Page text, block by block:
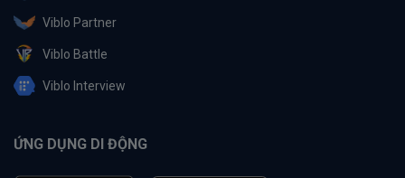
Viblo Partner
Viblo Battle
Viblo Interview
ỨNG DỤNG DI ĐỘNG